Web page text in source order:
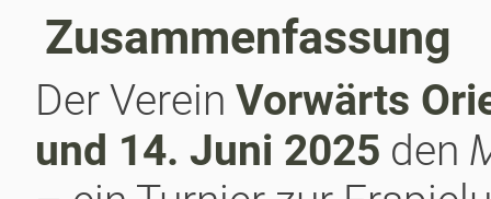
Zusammenfassung
Der Verein Vorwärts
und 14. Juni 2025 den